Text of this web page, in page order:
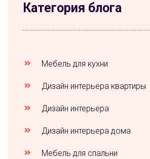
Категория блога
Мебель для кухни
Дизайн интерьера квартиры
Дизайн интерьера
Дизайн интерьера дома
Мебель для спальни